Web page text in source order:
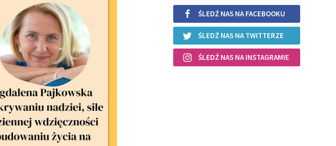
ŚLEDŹ NAS NA FACEBOOKU
ŚLEDŹ NAS NA TWITTERZE
ŚLEDŹ NAS NA INSTAGRAMIE